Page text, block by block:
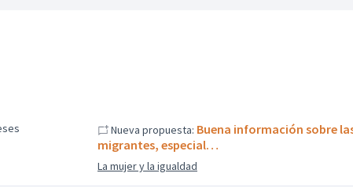
Nueva propuesta: Buena información sobre
migrantes, especial…
La mujer y la igualdad